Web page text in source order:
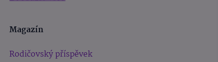
Magazín
Rodičovský příspěvek